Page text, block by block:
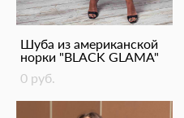
Шуба из американской
норки "BLACK GLAMA"
0 pуб.